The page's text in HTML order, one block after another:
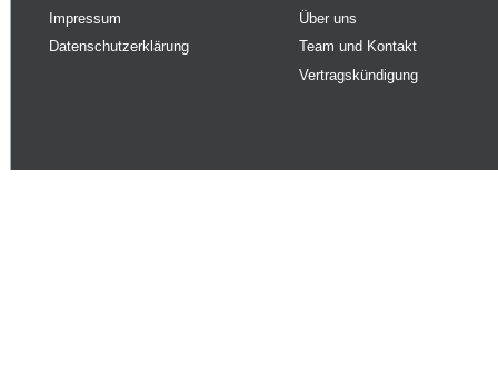
Impressum
Datenschutzerklärung
Über uns
Team und Kontakt
Vertragskündigung